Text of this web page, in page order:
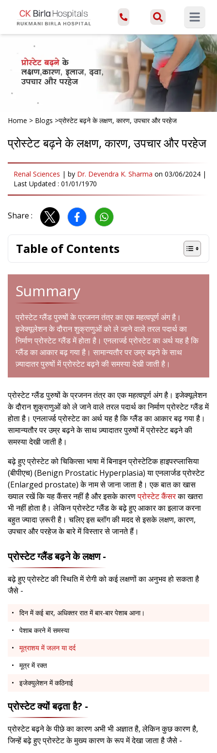
Open
Home > Blogs >प्रोस्टेट बढ़ने के लक्षण, कारण, उपचार और परहेज
प्रोस्टेट बढ़ने के लक्षण, कारण, उपचार और परहेज
Renal Sciences | by Dr. Devendra K. Sharma on 03/06/2024 |
Last Updated : 01/01/1970
Share :
Table of Contents
Summary
प्रोस्टेट ग्लैंड पुरुषों के प्रजनन तंत्र का एक महत्वपूर्ण अंग है।
इजेक्यूलेशन के दौरान शुक्राणुओं को ले जाने वाले तरल पदार्थ का
निर्माण प्रोस्टेट ग्लैंड में होता है। एनलार्ज्ड प्रोस्टेट का अर्थ यह है कि
ग्लैंड का आकार बढ़ गया है। सामान्यतौर पर उम्र बढ़ने के साथ
ज़्यादातर पुरुषों में प्रोस्टेट बढ़ने की समस्या देखी जाती है।
प्रोस्टेट ग्लैंड पुरुषों के प्रजनन तंत्र का एक महत्वपूर्ण अंग है। इजेक्यूलेशन
के दौरान शुक्राणुओं को ले जाने वाले तरल पदार्थ का निर्माण प्रोस्टेट ग्लैंड में
होता है। एनलार्ज्ड प्रोस्टेट का अर्थ यह है कि ग्लैंड का आकार बढ़ गया है।
सामान्यतौर पर उम्र बढ़ने के साथ ज़्यादातर पुरुषों में प्रोस्टेट बढ़ने की
समस्या देखी जाती है।
बढ़े हुए प्रोस्टेट को चिकित्सा भाषा में बिनाइन प्रोस्टेटिक हाइपरप्लासिया
(बीपीएच) (Benign Prostatic Hyperplasia) या एनलार्जड प्रोस्टेट
(Enlarged prostate) के नाम से जाना जाता है। एक बात का खास
ख्याल रखें कि यह कैंसर नहीं है और इसके कारणप्रोस्टेट कैंसरका खतरा
भी नहीं होता है। लेकिन प्रोस्टेट ग्लैंड के बढ़े हुए आकार का इलाज करना
बहुत ज्यादा ज़रूरी है। चलिए इस ब्लॉग की मदद से इसके लक्षण, कारण,
उपचार और परहेज के बारे में विस्तार से जानते हैं।
प्रोस्टेट ग्लैंड बढ़ने के लक्षण -
बढ़े हुए प्रोस्टेट की स्थिति में रोगी को कई लक्षणों का अनुभव हो सकता है
जैसे -
दिन में कई बार, अधिक्तर रात में बार-बार पेशाब आना।
पेशाब करने में समस्या
मूत्राशय में जलन या दर्द
मूत्र में रक्त
इजेक्युलेशन में कठिनाई
प्रोस्टेट क्यों बढ़ता है? -
प्रोस्टेट बढ़ने के पीछे का कारण अभी भी अज्ञात है, लेकिन कुछ कारण है,
जिन्हें बढ़े हुए प्रोस्टेट के मुख्य कारण के रूप में देखा जाता है जैसे -